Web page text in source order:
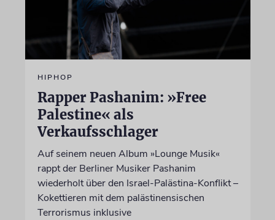
HIPHOP
Rapper Pashanim: »Free
Palestine« als
Verkaufsschlager
Auf seinem neuen Album »Lounge Musik«
rappt der Berliner Musiker Pashanim
wiederholt über den Israel-Palästina-Konflikt –
Kokettieren mit dem palästinensischen
Terrorismus inklusive